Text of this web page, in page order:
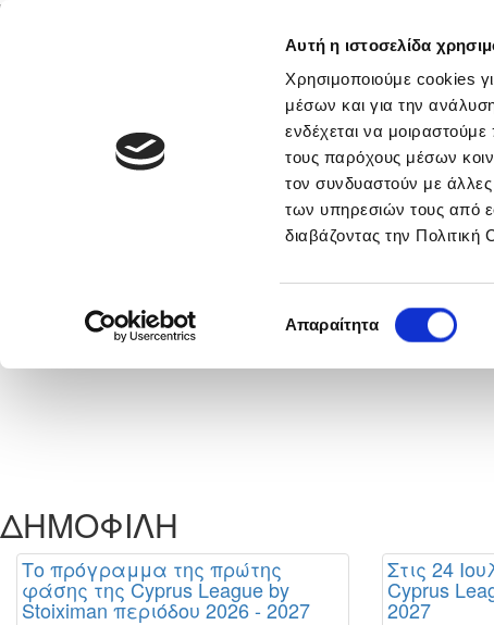
Αυτή η ιστοσελίδα
Χρησιμοποιούμε cookies
μέσων και για την
ενδέχεται να
τους παρόχους μέσων
τον συνδυαστούν με
των υπηρεσιών τους από
διαβάζοντας την Πολιτική
συγκατάθεσης
Απαραίτητα
Νέα & Πληροφορίες Εθνικές Ομάδες
Cyprus League by Stoiximan
ΔΗΜΟΦΙΛΗ
Το πρόγραμμα της πρώτης
φάσης της Cyprus League by
Stoiximan περιόδου 2026 - 2027
Στις 24
Cyprus
2027